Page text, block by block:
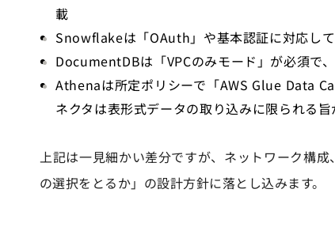
載
Snowflakeは「OAuth」や基本認証に対応し
DocumentDBは「VPCのみモード」が必須で
Athenaは所定ポリシーで「AWS Glue Data
ネクタは表形式データの取り込みに限られる
上記は一見細かい差分ですが、ネットワーク構
の選択をとるか」の設計方針に落とし込みます。